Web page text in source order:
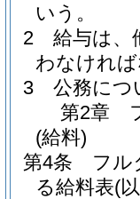
いう。
2
給与は、
わなけれ
3
公務につ
第2章
(給料)
第4条
フル
る給料表(